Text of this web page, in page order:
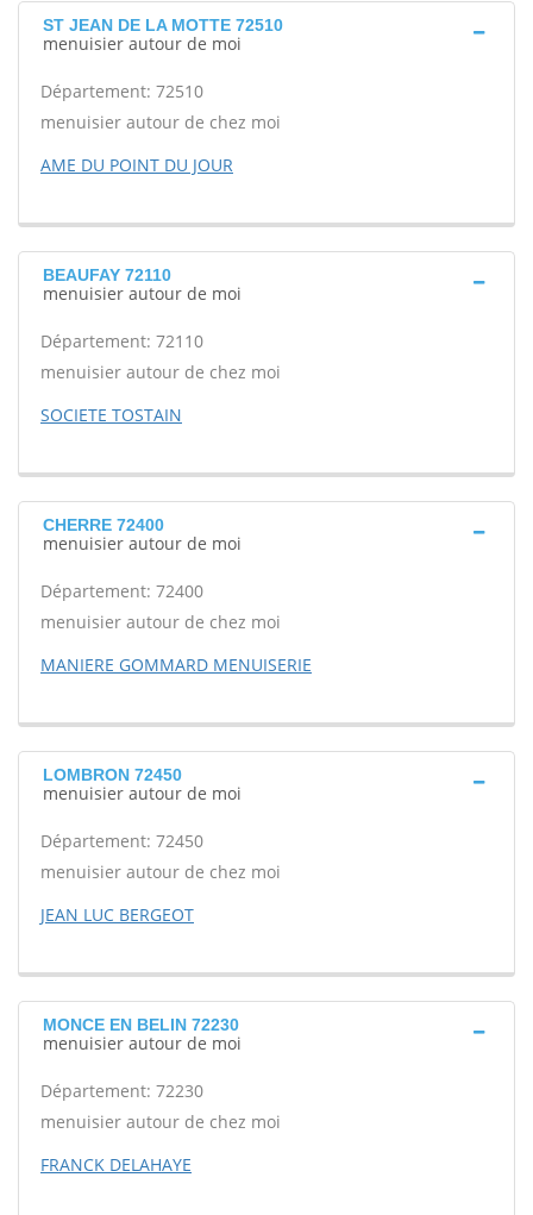
ST JEAN DE LA MOTTE 72510
menuisier autour de moi
Département: 72510
menuisier autour de chez moi
AME DU POINT DU JOUR
BEAUFAY 72110
menuisier autour de moi
Département: 72110
menuisier autour de chez moi
SOCIETE TOSTAIN
CHERRE 72400
menuisier autour de moi
Département: 72400
menuisier autour de chez moi
MANIERE GOMMARD MENUISERIE
LOMBRON 72450
menuisier autour de moi
Département: 72450
menuisier autour de chez moi
JEAN LUC BERGEOT
MONCE EN BELIN 72230
menuisier autour de moi
Département: 72230
menuisier autour de chez moi
FRANCK DELAHAYE